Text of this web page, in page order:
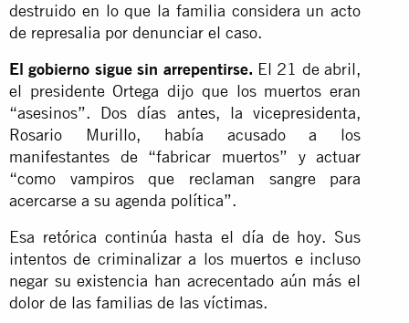
destruido en lo que la familia considera un acto
de represalia por denunciar el caso.
El gobierno sigue sin arrepentirse. El 21 de abril,
el presidente Ortega dijo que los muertos eran
“asesinos”. Dos días antes, la vicepresidenta,
Rosario Murillo, había acusado a los
manifestantes de “fabricar muertos” y actuar
“como vampiros que reclaman sangre para
acercarse a su agenda política”.
Esa retórica continúa hasta el día de hoy. Sus
intentos de criminalizar a los muertos e incluso
negar su existencia han acrecentado aún más el
dolor de las familias de las víctimas.